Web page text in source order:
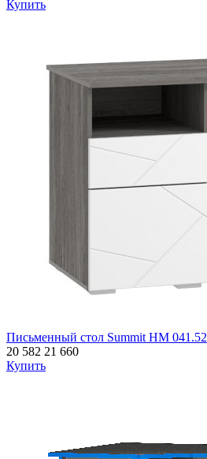
Купить
Письменный стол Summit НМ 041.52
20 582 21 660
Купить